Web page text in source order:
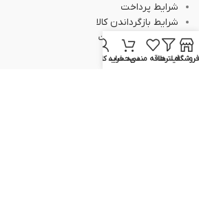
شرایط پرداخت
شرایط بازگرداندن کالا
اطلاعات حساب/کارت
سبد خریدفروشگاهفیلترهاعلاقه مندیسبد خرید
حساب کاربری من